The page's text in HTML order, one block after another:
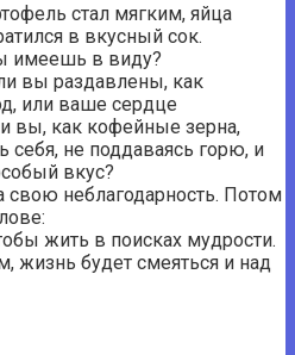
стал мягким, яйца
в вкусный сок.
имеешь в виду?
вы раздавлены, как
или ваше сердце
вы, как кофейные зерна,
себя, не поддаваясь горю, и
вкус?
неблагодарность. Потом
жить в поисках мудрости.
жизнь будет смеяться и над